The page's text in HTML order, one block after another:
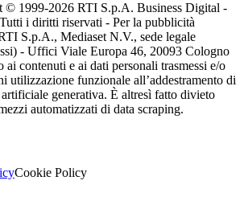
© 1999-2026 RTI S.p.A. Business Digital -
i diritti riservati - Per la pubblicità
S.p.A., Mediaset N.V., sede legale
- Uffici Viale Europa 46, 20093 Cologno
ai contenuti e ai dati personali trasmessi e/o
utilizzazione funzionale all’addestramento di
generativa. È altresì fatto divieto
automatizzati di data scraping.
Cookie Policy